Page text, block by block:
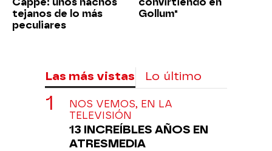
tejanos de lo más
peculiares
Gollum"
Las más vistas Lo último
NOS VEMOS, EN LA
TELEVISIÓN
13 INCREÍBLES AÑOS EN
ATRESMEDIA